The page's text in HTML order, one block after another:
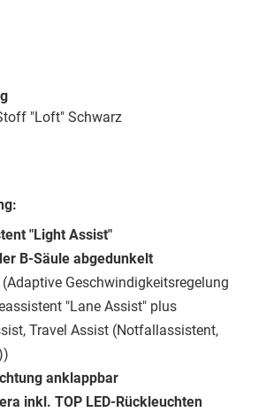
"Loft" Schwarz
"Light Assist"
B-Säule abgedunkelt
(Adaptive Geschwindigkeitsregelung
"Lane Assist" plus
Travel Assist (Notfallassistent,
anklappbar
inkl. TOP LED-Rückleuchten